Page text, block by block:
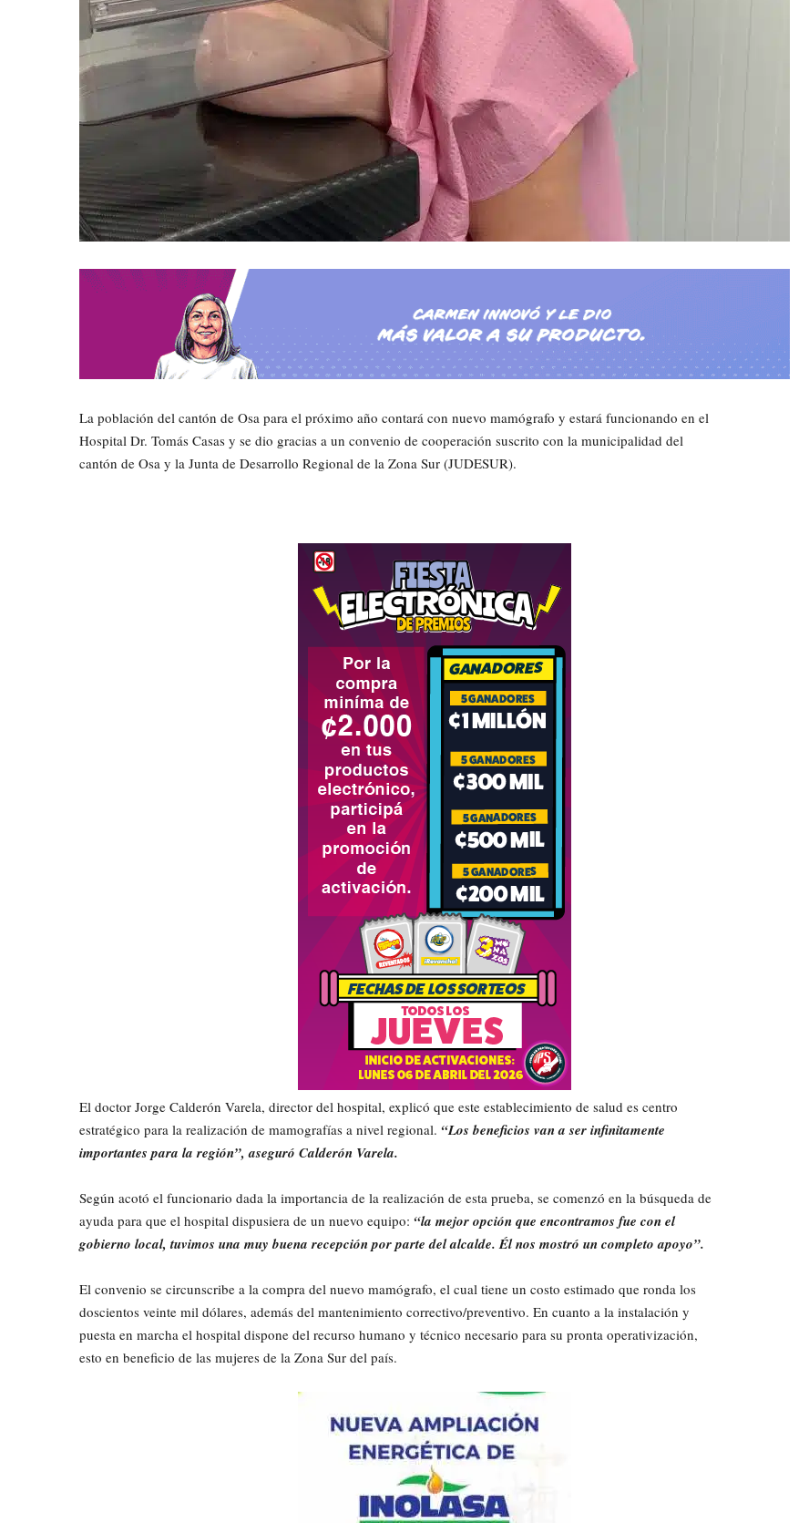
La población del cantón de Osa para el próximo año contará con nuevo mamógrafo y estará funcionando en el
Hospital Dr. Tomás Casas y se dio gracias a un convenio de cooperación suscrito con la municipalidad del
cantón de Osa y la Junta de Desarrollo Regional de la Zona Sur (JUDESUR).
El doctor Jorge Calderón Varela, director del hospital, explicó que este establecimiento de salud es centro
estratégico para la realización de mamografías a nivel regional. “Los beneficios van a ser infinitamente
importantes para la región”, aseguró Calderón Varela.
Según acotó el funcionario dada la importancia de la realización de esta prueba, se comenzó en la búsqueda de
ayuda para que el hospital dispusiera de un nuevo equipo: “la mejor opción que encontramos fue con el
gobierno local, tuvimos una muy buena recepción por parte del alcalde. Él nos mostró un completo apoyo”.
El convenio se circunscribe a la compra del nuevo mamógrafo, el cual tiene un costo estimado que ronda los
doscientos veinte mil dólares, además del mantenimiento correctivo/preventivo. En cuanto a la instalación y
puesta en marcha el hospital dispone del recurso humano y técnico necesario para su pronta operativización,
esto en beneficio de las mujeres de la Zona Sur del país.